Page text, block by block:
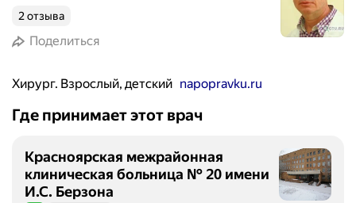
2 отзыва
Поделиться
Хирург. Взрослый, детский napopravku.ru
Где принимает этот врач
Красноярская межрайонная
клиническая больница № 20 имени
И.С. Берзона